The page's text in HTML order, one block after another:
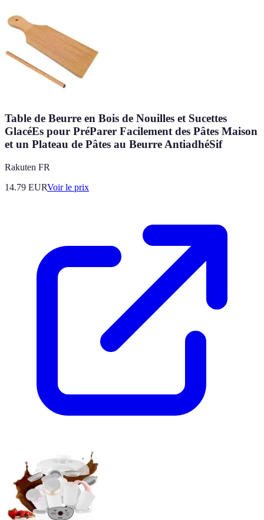
Table de Beurre en Bois de Nouilles et Sucettes
GlacéEs pour PréParer Facilement des Pâtes Maison
et un Plateau de Pâtes au Beurre AntiadhéSif
Rakuten FR
14.79 EURVoir le prix